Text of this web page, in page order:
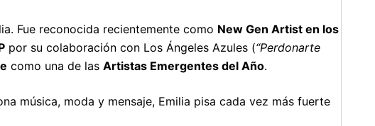
Fue reconocida recientemente como New Gen Artist en los
por su colaboración con Los Ángeles Azules (“Perdonarte
como una de las Artistas Emergentes del Año.
música, moda y mensaje, Emilia pisa cada vez más fuerte